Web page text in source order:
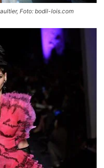
Foto: bodil-lois.com